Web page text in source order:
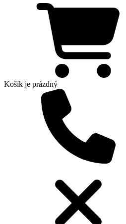
Košík je prázdný